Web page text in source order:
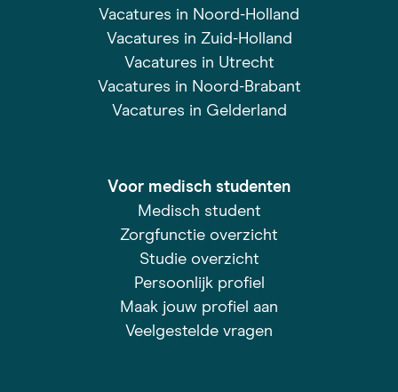
Vacatures in Noord-Holland
Vacatures in Zuid-Holland
Vacatures in Utrecht
Vacatures in Noord-Brabant
Vacatures in Gelderland
Voor medisch studenten
Medisch student
Zorgfunctie overzicht
Studie overzicht
Persoonlijk profiel
Maak jouw profiel aan
Veelgestelde vragen